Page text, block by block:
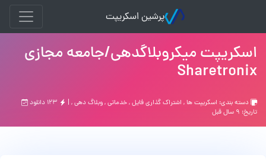
پرشین اسکریپت
اسکریپت میکروبلاگدهی/جامعه مجازی
Sharetronix
دسته بندی: اسکریپت ها, اشتراك گذاري فايل,خدماتی,وبلاگ دهی, |
تاریخ: ۹ سال قبل